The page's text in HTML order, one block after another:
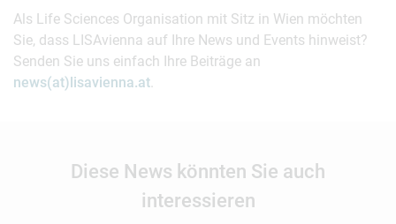
Als Life Sciences Organisation mit Sitz in Wien möchten
Sie, dass LISAvienna auf Ihre News und Events hinweist?
Senden Sie uns einfach Ihre Beiträge an
news(at)lisavienna.at.
Diese News könnten Sie auch
interessieren